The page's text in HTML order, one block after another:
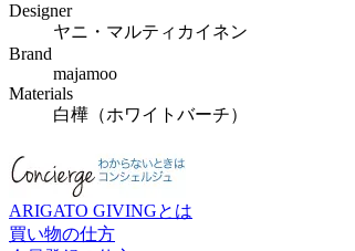
Designer
ヤニ・マルティカイネン
Brand
majamoo
Materials
白樺（ホワイトバーチ）
ARIGATO GIVINGとは
買い物の仕方